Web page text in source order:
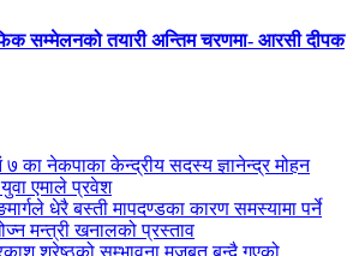
सम्मेलनको तयारी अन्तिम चरणमा- आरसी दीपक
७ का नेकपाका केन्द्रीय सदस्य ज्ञानेन्द्र मोहन
एमाले प्रवेश
धेरै बस्ती मापदण्डका कारण समस्यामा पर्ने
मन्त्री खनालको प्रस्ताव
श्रेष्ठको सम्भावना मजबुत बन्दै गएको